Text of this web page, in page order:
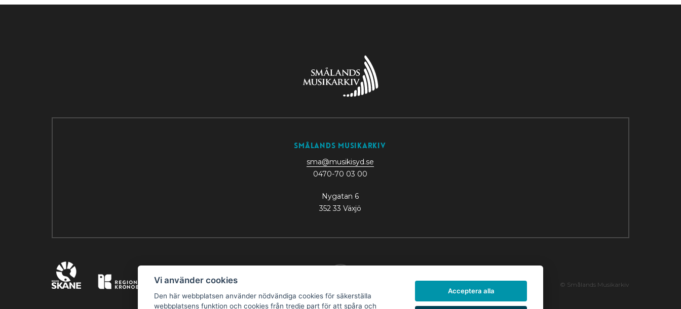
Smålands Musikarkiv
sma@musikisyd.se
0470-70 03 00
Nygatan 6
352 33 Växjö
© Smålands Musikarkiv
Hantera cookies
Vi använder cookies
Den här webbplatsen använder nödvändiga cookies för säkerställa
webbplatsens funktion och cookies från tredje part för att spåra och
Acceptera alla